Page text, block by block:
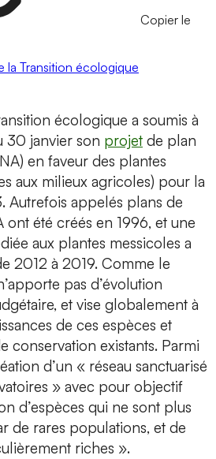
Copier le
la Transition écologique
écologique a soumis à
30 janvier son projet de plan
en faveur des plantes
aux milieux agricoles) pour la
appelés plans de
ont été créés en 1996, et une
aux plantes messicoles a
2012 à 2019. Comme le
pas d’évolution
et vise globalement à
de ces espèces et
conservation existants. Parmi
d’un « réseau sanctuarisé
» avec pour objectif
d’espèces qui ne sont plus
de rares populations, et de
riches ».